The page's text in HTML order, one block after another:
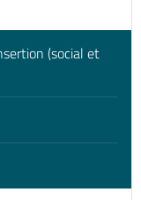
(social et